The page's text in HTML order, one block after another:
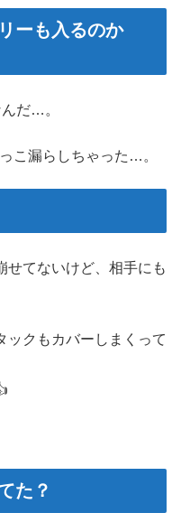
ーも入るのか
だ…。
こ漏らしちゃった…。
せてないけど、相手にも
ックもカバーしまくって
た？